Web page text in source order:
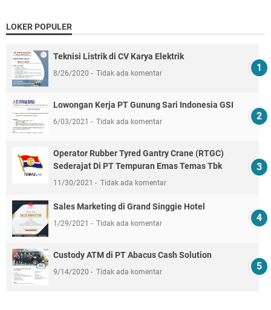
LOKER POPULER
Teknisi Listrik di CV Karya Elektrik
8/26/2020 Tidak ada komentar
Lowongan Kerja PT Gunung Sari Indonesia GSI
6/03/2021 Tidak ada komentar
Operator Rubber Tyred Gantry Crane (RTGC)
Sederajat Di PT Tempuran Emas Temas Tbk
11/30/2021 Tidak ada komentar
Sales Marketing di Grand Singgie Hotel
1/29/2021 Tidak ada komentar
Custody ATM di PT Abacus Cash Solution
9/14/2020 Tidak ada komentar